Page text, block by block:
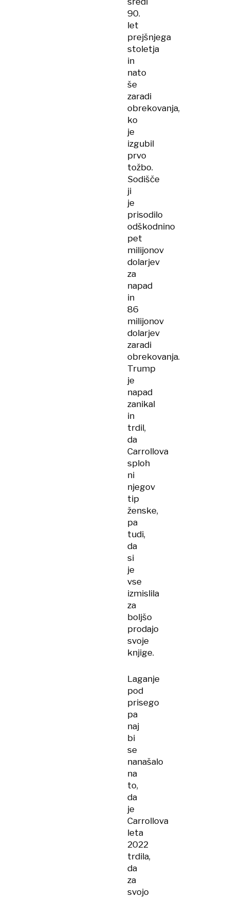
90.
let
prejšnjega
stoletja
in
nato
še
zaradi
obrekovanja,
ko
je
izgubil
prvo
tožbo.
Sodišče
ji
je
prisodilo
odškodnino
pet
milijonov
dolarjev
za
napad
in
86
milijonov
dolarjev
zaradi
obrekovanja.
Trump
je
napad
zanikal
in
trdil,
da
Carrollova
sploh
ni
njegov
tip
ženske,
pa
tudi,
da
si
je
vse
izmislila
za
boljšo
prodajo
svoje
knjige.
Laganje
pod
prisego
pa
naj
bi
se
nanašalo
na
to,
da
je
Carrollova
leta
2022
trdila,
da
za
svojo